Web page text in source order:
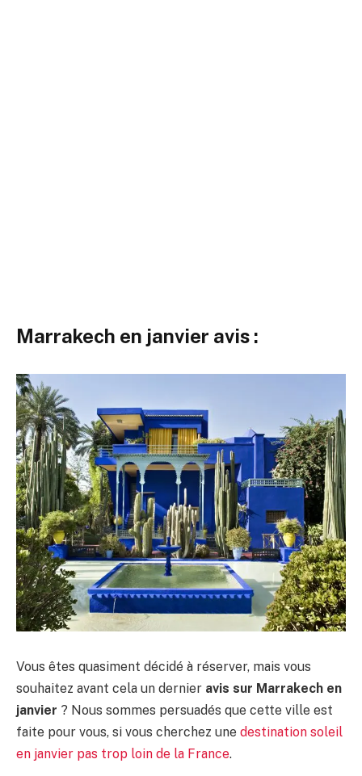
Marrakech en janvier avis :
Vous êtes quasiment décidé à réserver, mais vous
souhaitez avant cela un dernier avis sur Marrakech en
janvier ? Nous sommes persuadés que cette ville est
faite pour vous, si vous cherchez une destination soleil
en janvier pas trop loin de la France.